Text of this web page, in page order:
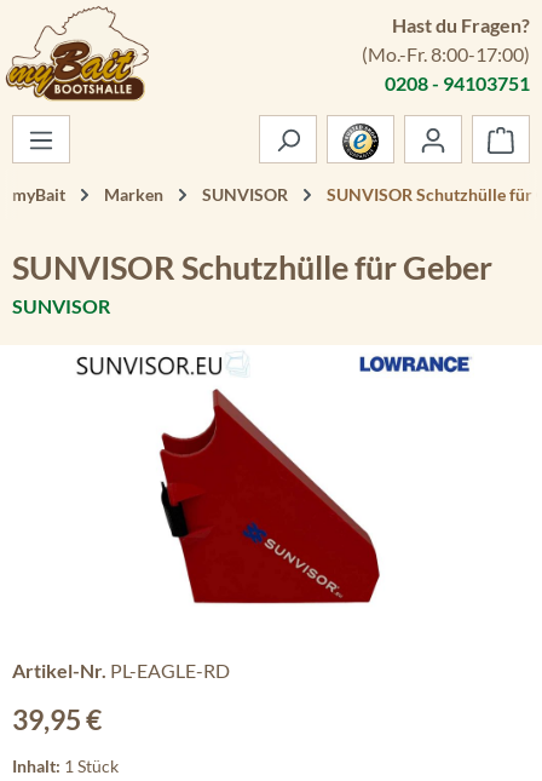
Zum Hauptinhalt springen
Hast du Fragen?
(Mo.-Fr. 8:00-17:00)
0208 - 94103751
myBait Marken SUNVISOR SUNVISOR Schutzhülle für
SUNVISOR Schutzhülle für Geber
SUNVISOR
Bildergalerie überspringen
Artikel-Nr. PL-EAGLE-RD
Regulärer Preis:
39,95 €
Inhalt: 1 Stück